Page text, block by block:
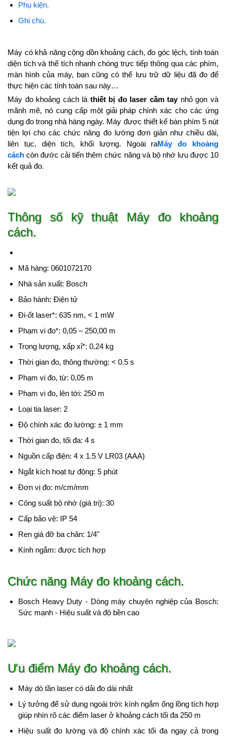
Phụ kiện.
Ghi chú.
Máy có khả năng cộng dồn khoảng cách, đo góc lệch, tính toán
diện tích và thể tích nhanh chóng trực tiếp thông qua các phím,
màn hình của máy, bạn cũng có thể lưu trữ dữ liệu đã đo để
thực hiện các tính toán sau này…
Máy đo khoảng cách là thiết bị đo laser cầm taynhỏ gọn và
mãnh mẽ, nó cung cấp một giải pháp chính xác cho các ứng
dụng đo trong nhà hàng ngày. Máy được thiết kế bàn phím 5 nút
tiện lợi cho các chức năng đo lường đơn giản như chiều dài,
liên tục, diện tích, khối lượng. Ngoài raMáy đo khoảng
cách còn đước cải tiến thêm chức năng và bộ nhớ lưu được 10
kết quả đo.
Thông số kỹ thuật Máy đo khoảng
cách.
Mã hàng: 0601072170
Nhà sản xuất: Bosch
Bảo hành: Điện tử
Đi-ốt laser*: 635 nm, < 1 mW
Phạm vi đo*: 0,05 – 250,00 m
Trọng lượng, xấp xỉ*: 0,24 kg
Thời gian đo, thông thường: < 0.5 s
Phạm vi đo, từ: 0,05 m
Phạm vi đo, lên tới: 250 m
Loại tia laser: 2
Độ chính xác đo lường: ± 1 mm
Thời gian đo, tối đa: 4 s
Nguồn cấp điện: 4 x 1.5 V LR03 (AAA)
Ngắt kích hoạt tự động: 5 phút
Đơn vị đo: m/cm/mm
Công suất bộ nhớ (giá trị): 30
Cấp bảo vệ: IP 54
Ren giá đỡ ba chân: 1/4"
Kính ngắm: được tích hợp
Chức năng Máy đo khoảng cách.
Bosch Heavy Duty - Dòng máy chuyên nghiệp của Bosch:
Sức mạnh - Hiệu suất và độ bền cao
Ưu điểm Máy đo khoảng cách.
Máy dò tần laser có dải đo dài nhất
Lý tưởng để sử dụng ngoài trời: kính ngắm ống lồng tích hợp
giúp nhìn rõ các điểm laser ở khoảng cách tối đa 250 m
Hiệu suất đo lường và độ chính xác tối đa ngay cả trong